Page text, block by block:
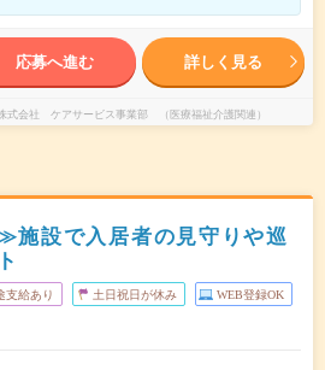
応募へ進む 詳しく見る
式会社 ケアサービス事業部 （医療福祉介護関連）
設で入居者の見守りや巡
支給あり 土日祝日が休み WEB登録OK